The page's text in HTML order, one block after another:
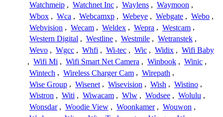
Watchmeip , Watchnet Inc , Waylens , Waymoon ,
Wbox , Wca , Webcamxp , Webeye , Webgate , Webo ,
Webvision , Wecam , Weldex , Wepra , Westcam ,
Western Digital , Westline , Westmile , Wetranstek ,
Wevo , Wgcc , Whfi , Wi-tec , Wic , Widix , Wifi Baby
, Wifi Mi , Wifi Smart Net Camera , Winbook , Winic ,
Wintech , Wireless Charger Cam , Wirepath ,
Wise Group , Wisenet , Wisevision , Wish , Wistino ,
Wistron , Witi , Wiwacam , Wlw , Wodsee , Wolulu ,
Wonsdar , Woodie View , Woonkamer , Wouwon ,